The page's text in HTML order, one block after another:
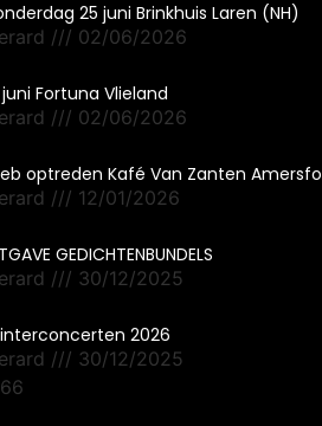
25 juni Brinkhuis Laren (NH)
02/06/2026
juni Fortuna Vlieland
02/06/2026
optreden Kafé Van Zanten
12/01/2026
GEDICHTENBUNDELS
30/12/2025
2026
30/12/2025